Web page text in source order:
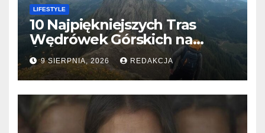
LIFESTYLE
10 Najpiękniejszych Tras
Wędrówek Górskich na
Świecie
9 SIERPNIA, 2026 REDAKCJA